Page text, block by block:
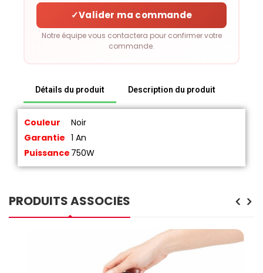
✓Valider ma commande
Notre équipe vous contactera pour confirmer votre
commande.
Détails du produit Description du produit
Couleur
Noir
Garantie 1 An
Puissance 750W
PRODUITS ASSOCIÉS